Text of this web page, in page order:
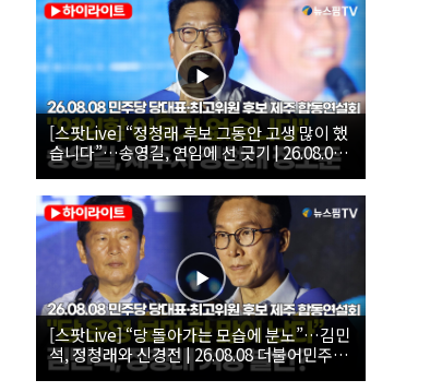
[스팟Live] “정청래 후보 그동안 고생 많이 했
습니다”…송영길, 연임에 선 긋기 | 26.08.08
더불어민주당 당대표·최고위원 후보 제주 합
동연설회
[스팟Live] “당 돌아가는 모습에 분노”…김민
석, 정청래와 신경전 | 26.08.08 더불어민주당
당대표·최고위원 후보 제주 합동연설회